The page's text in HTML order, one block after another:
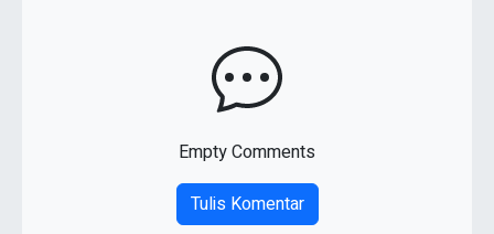
Empty Comments
Tulis Komentar